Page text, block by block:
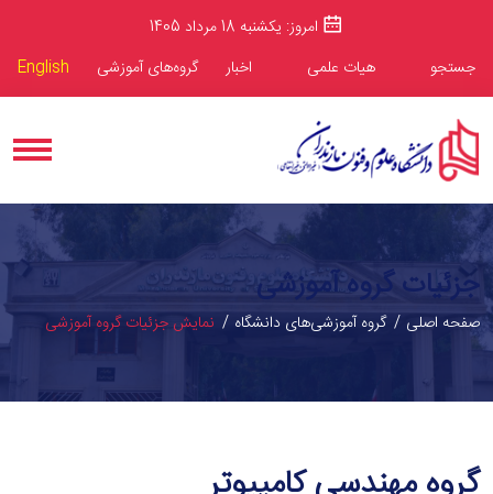
امروز: یکشنبه 18 مرداد 1405
جستجو
هیات علمی اخبار گروه‌های آموزشی English
جزئیات گروه آموزشی
صفحه اصلی گروه آموزشی‌های دانشگاه نمایش جزئیات گروه آموزشی